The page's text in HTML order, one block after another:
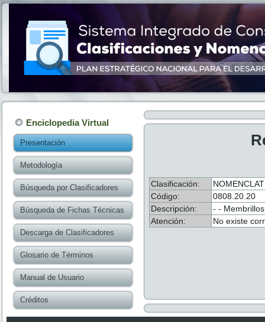
Enciclopedia Virtual
Presentación
Metodología
Búsqueda por Clasificadores
Búsqueda de Fichas Técnicas
Descarga de Clasificadores
Glosario de Términos
Manual de Usuario
Créditos
Clasificación:
Código:
0808.20.20
Descripción:
- - Membrillos
Atención:
No existe